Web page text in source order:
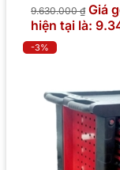
9.630.000₫ Giá
hiện tại là:
-3%